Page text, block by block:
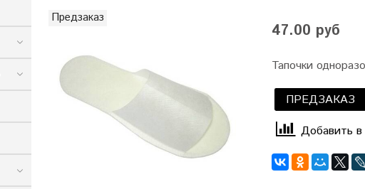
Предзаказ
47.00 руб
Тапочки
ПРЕДЗАКАЗ
Добавить в